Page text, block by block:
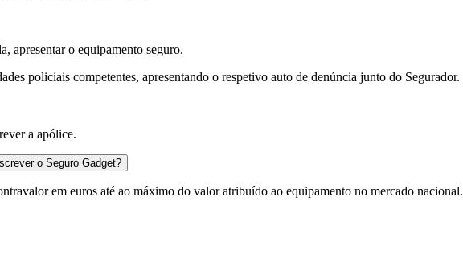
apresentar o equipamento seguro.
policiais competentes, apresentando o respetivo auto de denúncia junto do Segurador.
a apólice.
o Seguro Gadget?
em euros até ao máximo do valor atribuído ao equipamento no mercado nacional.